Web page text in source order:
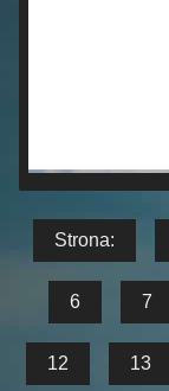
Strona:
6 7
12 13